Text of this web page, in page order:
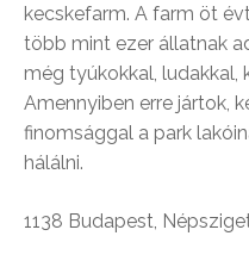
kecskefarm. A farm öt
több mint ezer állatnak
még tyúkokkal, ludakkal,
Amennyiben erre jártok,
finomsággal a park
hálálni.
1138 Budapest,